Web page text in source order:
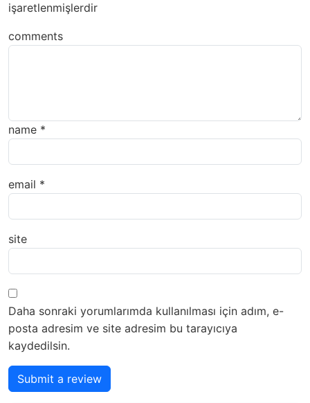
işaretlenmişlerdir
comments
name *
email *
site
Daha sonraki yorumlarımda kullanılması için adım, e-
posta adresim ve site adresim bu tarayıcıya
kaydedilsin.
Submit a review